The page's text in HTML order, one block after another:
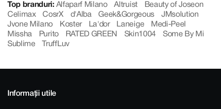
Top branduri: Alfaparf Milano Altruist
Beauty of Joseon
Celimax
CosrX d'Alba Geek&Gorgeous
JMsolution
Jvone Milano
Koster La'dor Laneige
Medi-Peel
Missha
Purito RATED GREEN Skin1004
Some By Mi
Sublime
TruffLuv
Informații utile